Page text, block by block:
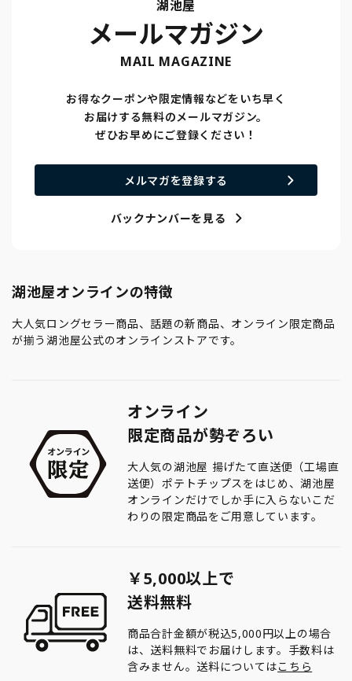
湖池屋
メールマガジン
MAIL MAGAZINE
お得なクーポンや限定情報などをいち早く
お届けする無料のメールマガジン。
ぜひお早めにご登録ください！
メルマガを登録する
バックナンバーを見る
湖池屋オンラインの特徴
大人気ロングセラー商品、話題の新商品、オンライン限定商品
が揃う湖池屋公式のオンラインストアです。
オンライン
限定商品が勢ぞろい
大人気の湖池屋 揚げたて直送便（工場直
送便）ポテトチップスをはじめ、湖池屋
オンラインだけでしか手に入らないこだ
わりの限定商品をご用意しています。
￥5,000以上で
送料無料
商品合計金額が税込5,000円以上の場合
は、送料無料でお届けします。手数料は
含みません。送料についてはこちら